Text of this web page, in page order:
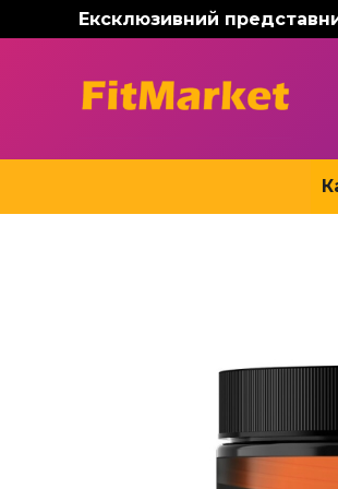
ПерейтиЕксклюзивний